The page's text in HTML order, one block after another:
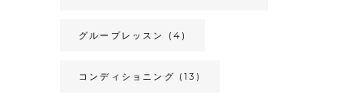
グループレッスン (4)
コンディショニング (13)